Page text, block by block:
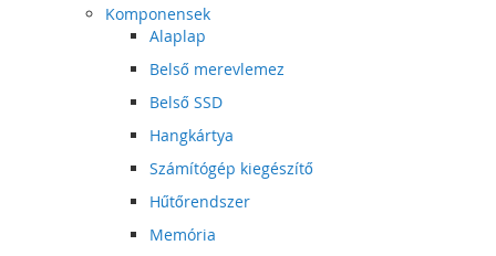
Komponensek
Alaplap
Belső merevlemez
Belső SSD
Hangkártya
Számítógép kiegészítő
Hűtőrendszer
Memória